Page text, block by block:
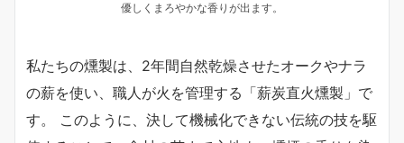
優しくまろやかな香りが出ます。
私たちの燻製は、2年間自然乾燥させたオークやナラ
の薪を使い、職人が火を管理する「薪炭直火燻製」で
す。 このように、決して機械化できない伝統の技を駆